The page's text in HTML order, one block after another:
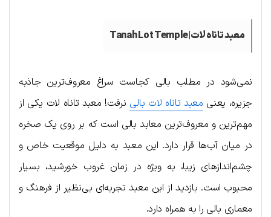
معبد تاناه لات|Tanah Lot Temple
نمی‌شود در مطلب بالی کجاست سراغ معروف‌ترین جاذبه
جزیره، یعنی معبد تاناه لات بالی نرفت! معبد تاناه لات یکی از
مهم‌ترین و معروف‌ترین معابد بالی است که بر روی یک صخره
در میان آب‌ها قرار دارد. این معبد به دلیل موقعیت خاص و
چشم‌اندازهای زیبا، به ویژه در زمان غروب خورشید، بسیار
محبوب است. بازدید از این معبد تجربه‌ای بی‌نظیر از فرهنگ و
معماری بالی را به همراه دارد.